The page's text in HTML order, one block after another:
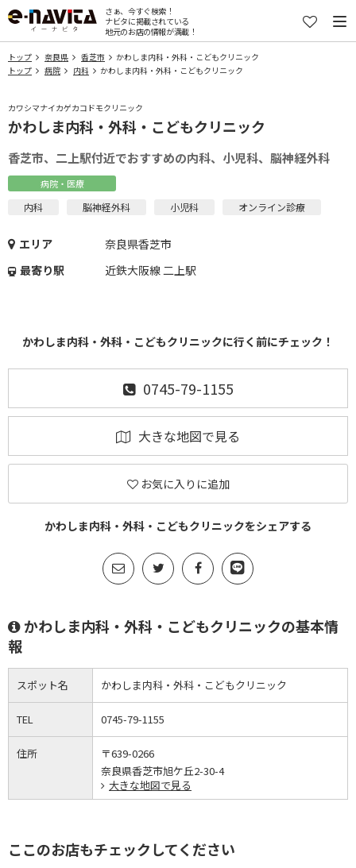
さぁ、今すぐ検索！
ナビタに掲載されている
地元のお店の情報が満載！
トップ 奈良県 香芝市
かわしま内科・外科・こどもクリニック
トップ
病院 内科 かわしま内科・外科・こどもクリニック
カワシマナイカゲカコドモクリニック
かわしま内科・外科・こどもクリニック
香芝市、二上駅付近でおすすめの内科、小児科、脳神経外科
病院・医療
内科 脳神経外科 小児科 オンライン診療
エリア
奈良県香芝市
最寄り駅
近鉄大阪線 二上駅
かわしま内科・外科・こどもクリニックに行く前にチェック！
0745-79-1155
大きな地図で見る
お気に入りに追加
かわしま内科・外科・こどもクリニックをシェアする
かわしま内科・外科・こどもクリニックの基本情
報
スポット名 かわしま内科・外科・こどもクリニック
TEL 0745-79-1155
住所
〒639-0266
奈良県香芝市旭ケ丘2-30-4
大きな地図で見る
ここのお店もチェックしてください